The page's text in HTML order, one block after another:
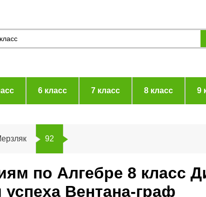
6 класс 7 класс 8 класс 9
92
по Алгебре 8 класс
Вентана-граф